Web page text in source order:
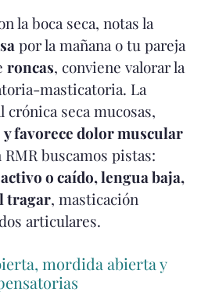
la boca seca, notas la
por la mañana o tu pareja
roncas, conviene valorar la
masticatoria. La
seca mucosas,
y favorece dolor muscular
RMR buscamos pistas:
o caído, lengua baja,
tragar, masticación
articulares.
mordida abierta y